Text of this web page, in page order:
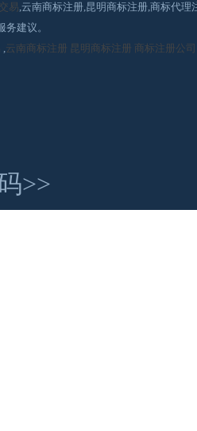
易,云南商标注册,昆明商标注册,商标代
建议。
,云南商标注册 昆明商标注册
商标注册公司
>>